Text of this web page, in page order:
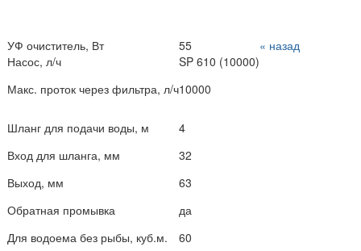
УФ очиститель, Вт
55
Насос, л/ч
SP 610 (10000)
Макс. проток через фильтра, л/ч10000
Шланг для подачи воды, м
4
Вход для шланга, мм
32
Выход, мм
63
Обратная промывка
да
Для водоема без рыбы, куб.м.
60
« назад